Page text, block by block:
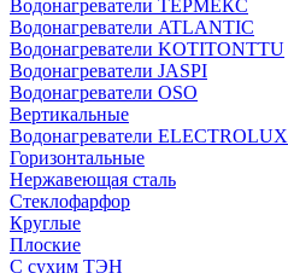
Водонагреватели ТЕРМЕКС
Водонагреватели ATLANTIC
Водонагреватели KOTITONTTU
Водонагреватели JASPI
Водонагреватели OSO
Вертикальные
Водонагреватели ELECTROLUX
Горизонтальные
Нержавеющая сталь
Стеклофарфор
Круглые
Плоские
С сухим ТЭН